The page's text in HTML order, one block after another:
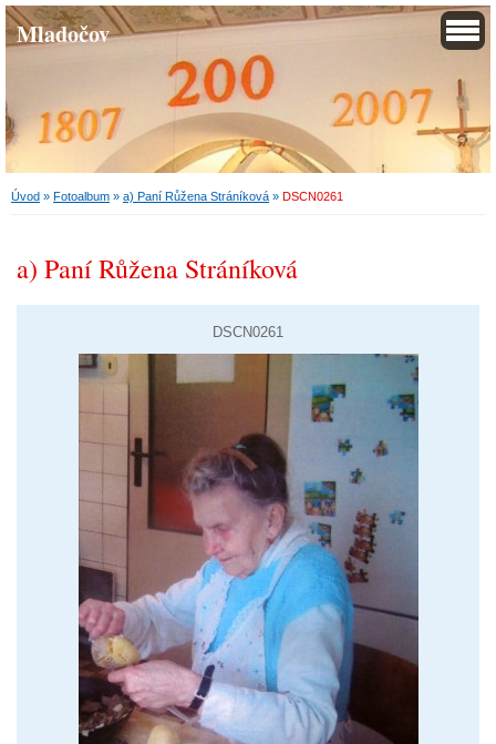
Mladočov
Úvod » Fotoalbum » a) Paní Růžena Stráníková » DSCN0261
a) Paní Růžena Stráníková
DSCN0261